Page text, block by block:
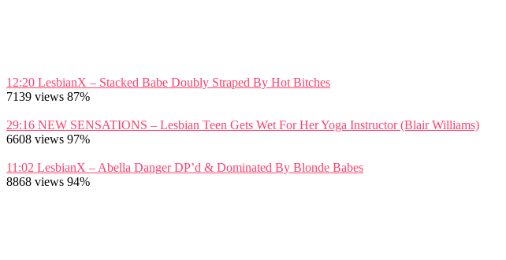
12:20 LesbianX – Stacked Babe Doubly Straped By Hot Bitches
7139 views 87%
29:16 NEW SENSATIONS – Lesbian Teen Gets Wet For Her Yoga Instructor (Blair Williams)
6608 views 97%
11:02 LesbianX – Abella Danger DP’d & Dominated By Blonde Babes
8868 views 94%